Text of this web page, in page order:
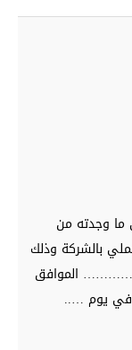
ما وجدته من
بالشركة وذلك
الموافق
يوم …..